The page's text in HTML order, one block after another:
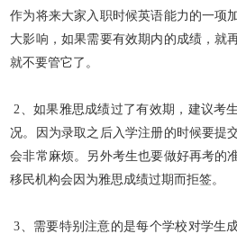
作为将来大家入职时候英语能力的一项
大影响，如果需要有效期内的成绩，就
就不要管它了。
2、如果雅思成绩过了有效期，建议考
况。因为录取之后入学注册的时候要提
会非常麻烦。另外考生也要做好再考的
移民机构会因为雅思成绩过期而拒签。
3、需要特别注意的是每个学校对学生